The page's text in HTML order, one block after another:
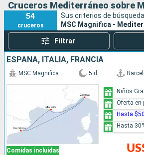
Cruceros Mediterráneo sobre
54
cruceros
Sus criterios de
MSC Magnifica -
Filtrar
ESPAÑA, ITALIA, FRANCIA
Comidas incluidas
MSC Magnifica 5 d
Niños
Oferta en
Hasta
Hasta